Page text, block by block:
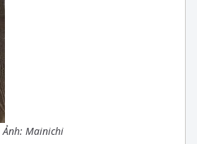
Mainichi